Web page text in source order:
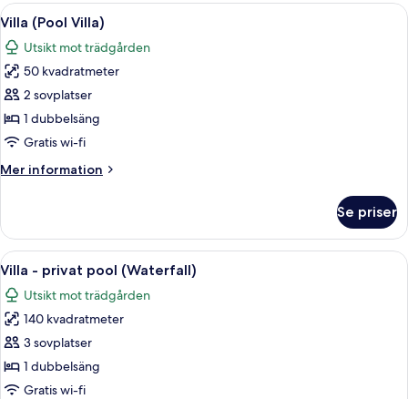
Öppna
alla
foton
för
Villa
(Pool
Villa)
Ett modernt hus med en öppen
8
Villa (Pool Villa)
Utsikt mot trädgården
50 kvadratmeter
2 sovplatser
1 dubbelsäng
Gratis wi-fi
Mer information
Mer
(Pool
Villa)
Se priser
Öppna
alla
foton
för
Villa
-
privat
Ett modernt hus med en
13
Villa - privat pool (Waterfall)
Utsikt mot trädgården
140 kvadratmeter
3 sovplatser
1 dubbelsäng
Gratis wi-fi